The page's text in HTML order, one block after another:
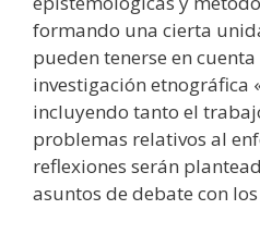
formando una cierta
pueden tenerse en
investigación etnográfica
incluyendo tanto el
problemas relativos al
reflexiones serán
asuntos de debate con